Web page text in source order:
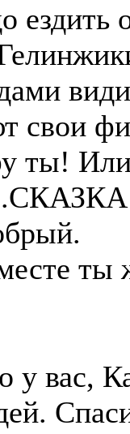
ездить
свои
ты!
у вас,